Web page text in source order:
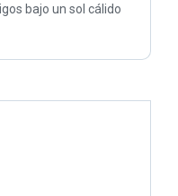
bajo un sol cálido